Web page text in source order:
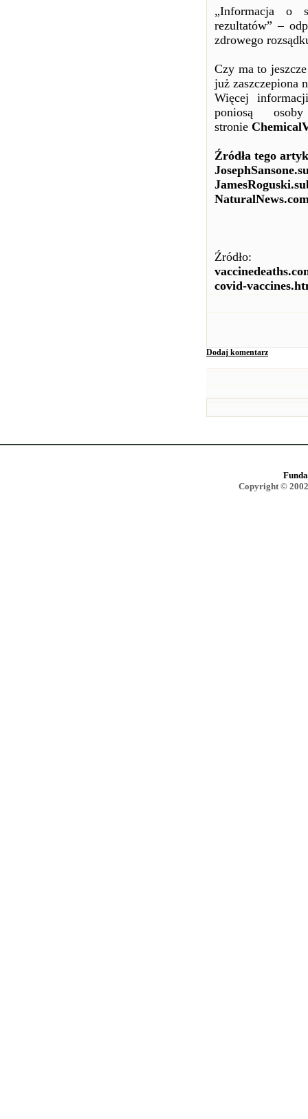
„Informacja o
rezultatów” –
zdrowego
Czy ma to
już zaszczepiona
Więcej
poniosą
stronie
Źródła tego
Źródło:
covid-
Dodaj komentarz
Copyright ©